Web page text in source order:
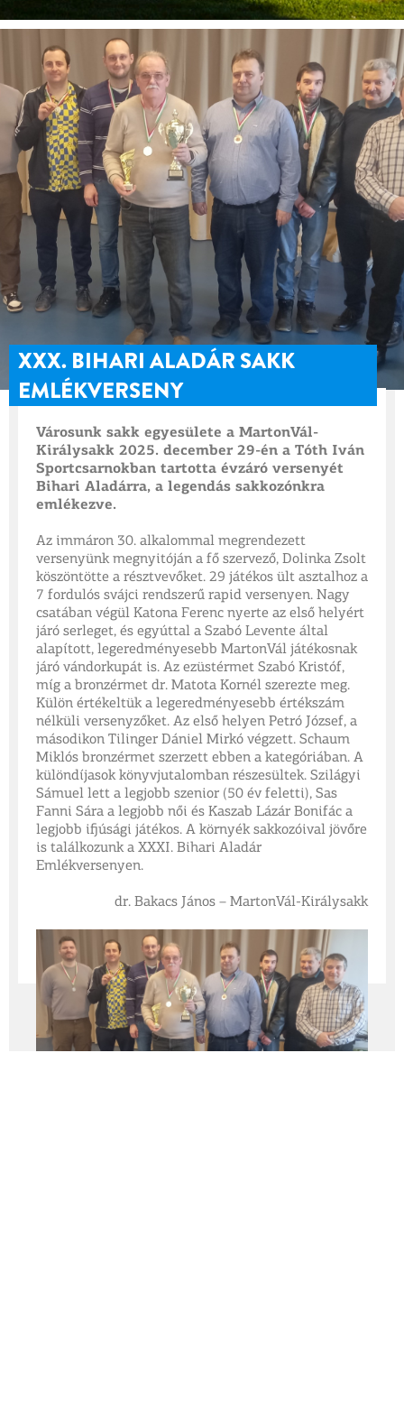
XXX. BIHARI ALADÁR SAKK
EMLÉKVERSENY
Városunk sakk egyesülete a MartonVál-
Királysakk 2025. december 29-én a Tóth Iván
Sportcsarnokban tartotta évzáró versenyét
Bihari Aladárra, a legendás sakkozónkra
emlékezve.
Az immáron 30. alkalommal megrendezett
versenyünk megnyitóján a fő szervező, Dolinka Zsolt
köszöntötte a résztvevőket. 29 játékos ült asztalhoz a
7 fordulós svájci rendszerű rapid versenyen. Nagy
csatában végül Katona Ferenc nyerte az első helyért
járó serleget, és egyúttal a Szabó Levente által
alapított, legeredményesebb MartonVál játékosnak
járó vándorkupát is. Az ezüstérmet Szabó Kristóf,
míg a bronzérmet dr. Matota Kornél szerezte meg.
Külön értékeltük a legeredményesebb értékszám
nélküli versenyzőket. Az első helyen Petró József, a
másodikon Tilinger Dániel Mirkó végzett. Schaum
Miklós bronzérmet szerzett ebben a kategóriában. A
különdíjasok könyvjutalomban részesültek. Szilágyi
Sámuel lett a legjobb szenior (50 év feletti), Sas
Fanni Sára a legjobb női és Kaszab Lázár Bonifác a
legjobb ifjúsági játékos. A környék sakkozóival jövőre
is találkozunk a XXXI. Bihari Aladár
Emlékversenyen.
dr. Bakacs János – MartonVál-Királysakk